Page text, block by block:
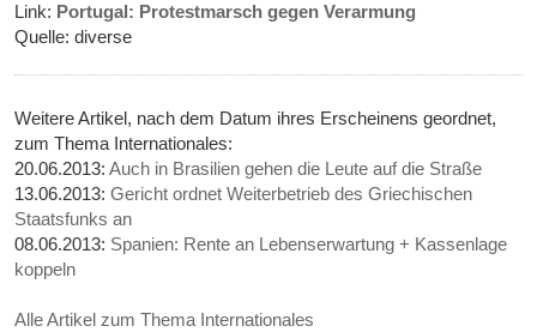
Link: Portugal: Protestmarsch gegen Verarmung
Quelle: diverse
Weitere Artikel, nach dem Datum ihres Erscheinens geordnet,
zum Thema Internationales:
20.06.2013:Auch in Brasilien gehen die Leute auf die Straße
13.06.2013:Gericht ordnet Weiterbetrieb des Griechischen
Staatsfunks an
08.06.2013: Spanien: Rente an Lebenserwartung + Kassenlage
koppeln
Alle Artikel zum Thema Internationales